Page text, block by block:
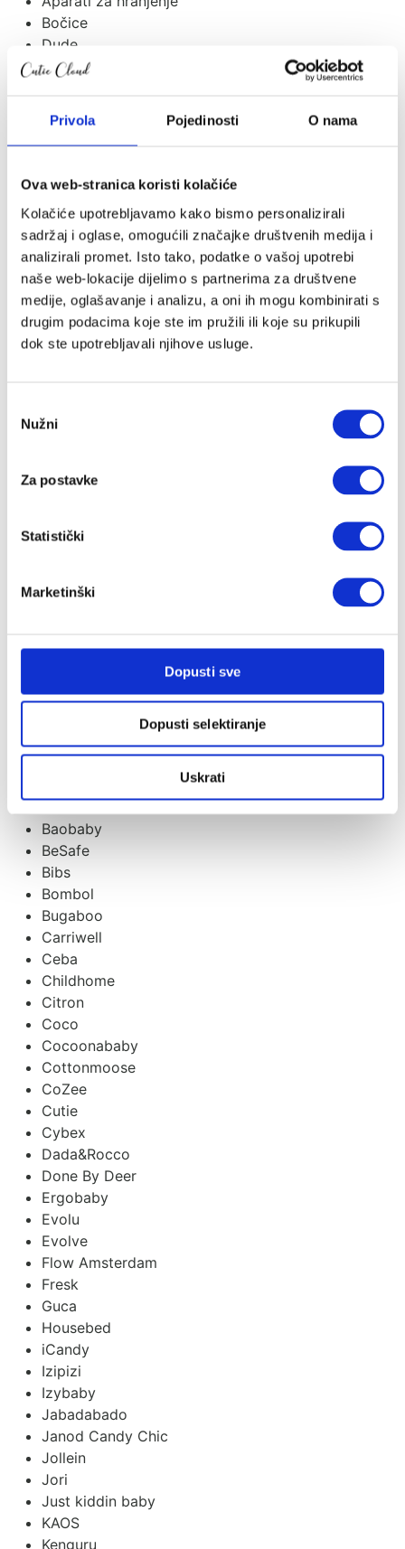
Privola Pojedinosti O nama
Ova web-stranica koristi kolačiće
Kolačiće upotrebljavamo kako bismo personalizirali
sadržaj i oglase, omogućili značajke društvenih medija i
analizirali promet. Isto tako, podatke o vašoj upotrebi
naše web-lokacije dijelimo s partnerima za društvene
medije, oglašavanje i analizu, a oni ih mogu kombinirati s
drugim podacima koje ste im pružili ili koje su prikupili
dok ste upotrebljavali njihove usluge.
pristanka
Nužni
Za postavke
Statistički
Marketinški
Dopusti sve
Dopusti selektiranje
Uskrati
Bočice
Dude
Posuđe i pribor za jelo
Grickalice i žvakalice
Pelene
Prematalice
Dodatci za prematalice
Kupanje
Kahlice
Pomoćna stepenica
Kozmetika za mame i djecu
Naši krevetići
Pokloni za bebe
Pokloni za mame
Brendovi
AeroSleep
Asobu
Baby Björn
Baby Monsters
Bambiboo
Baobaby
BeSafe
Bibs
Bombol
Bugaboo
Carriwell
Ceba
Childhome
Citron
Coco
Cocoonababy
Cottonmoose
CoZee
Cutie
Cybex
Dada&Rocco
Done By Deer
Ergobaby
Evolu
Evolve
Flow Amsterdam
Fresk
Guca
Housebed
iCandy
Izipizi
Izybaby
Jabadabado
Janod Candy Chic
Jollein
Jori
Just kiddin baby
KAOS
Kenguru